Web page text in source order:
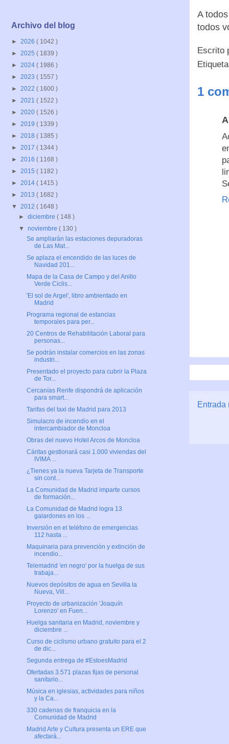
A
todos
Escrito
1
Entrada
Archivo del blog
► 2026 ( 1042 )
► 2025 ( 1839 )
► 2024 ( 1986 )
► 2023 ( 1557 )
► 2022 ( 1600 )
► 2021 ( 1522 )
► 2020 ( 1526 )
► 2019 ( 1339 )
► 2018 ( 1385 )
► 2017 ( 1344 )
► 2016 ( 1168 )
► 2015 ( 1182 )
► 2014 ( 1415 )
► 2013 ( 1682 )
▼ 2012 ( 1648 )
►diciembre( 148 )
▼noviembre( 130 )
Se ampliarán las estaciones depuradoras
de Las Mat...
Se aplaza el encendido de las luces de
Navidad 201...
Mapa de la Casa de Campo y del Anillo
Verde Ciclis...
'El sol de Argel', libro ambientado en
Madrid
Programa regional de estancias
temporales para per...
20 Centros de Rehabilitación Laboral para
personas...
Se podrán instalar comercios en las zonas
industri...
Presentado el proyecto para cubrir la Plaza
de Tor...
Cercanías Renfe dispondrá de aplicación
para smart...
Tarifas del taxi de Madrid para 2013
Simulacro de incendio en el
intercambiador de Moncloa
Obras del nuevo Hotel Arcos de Moncloa
Cáritas gestionará casi 1.000 viviendas del
IVIMA ...
¿Tienes ya la nueva Tarjeta de Transporte
sin cont...
La Comunidad de Madrid imparte cursos
de formación...
La Comunidad de Madrid logra 13
galardones en los ...
Inversión en el teléfono de emergencias
112 hasta ...
Maquinaria para prevención y extinción de
incendio...
Telemadrid 'en negro' por la huelga de sus
trabaja...
Nuevos depósitos de agua en Sevilla la
Nueva, Vill...
Proyecto de urbanización 'Joaquín
Lorenzo' en Fuen...
Huelga sanitaria en Madrid, noviembre y
diciembre ...
Curso de ciclismo urbano gratuito para el 2
de dic...
Segunda entrega de #EstoesMadrid
Ofertadas 3.571 plazas fijas de personal
sanitario...
Música en iglesias, actividades para niños
y la Ca...
330 cadenas de franquicia en la
Comunidad de Madrid
Madrid Arte y Cultura presenta un ERE que
afectará...